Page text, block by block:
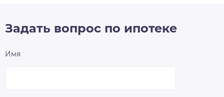
Задать вопрос по ипотеке
Имя